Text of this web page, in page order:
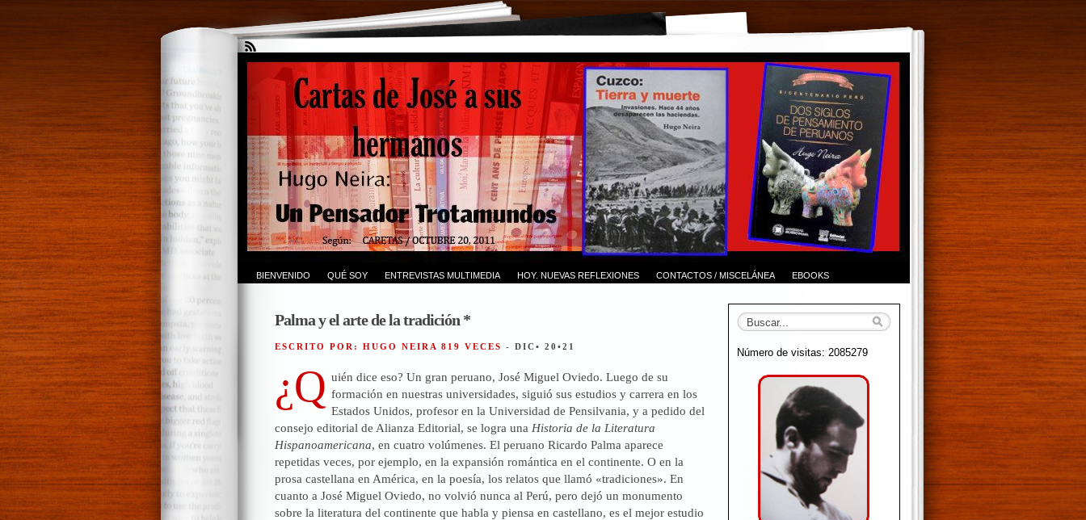
BIENVENIDO QUÉ SOY ENTREVISTAS MULTIMEDIA HOY. NUEVAS REFLEXIONES CONTACTOS / MISCELÁNEA EBOOKS
Palma y el arte de la tradición *
ESCRITO POR: HUGO NEIRA 819 VECES - DIC• 20•21
¿Q uién dice eso? Un gran peruano, José Miguel Oviedo. Luego de su
formación en nuestras universidades, siguió sus estudios y carrera en los
Estados Unidos, profesor en la Universidad de Pensilvania, y a pedido del
consejo editorial de Alianza Editorial, se logra una Historia de la Literatura
Hispanoamericana, en cuatro volúmenes. El peruano Ricardo Palma aparece
repetidas veces, por ejemplo, en la expansión romántica en el continente. O en la
prosa castellana en América, en la poesía, los relatos que llamó «tradiciones». En
cuanto a José Miguel Oviedo, no volvió nunca al Perú, pero dejó un monumento
sobre la literatura del continente que habla y piensa en castellano, es el mejor estudio
Número de visitas: 2085279